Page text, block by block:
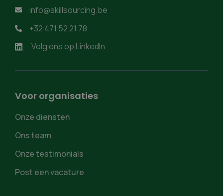
 info@skillsourcing.be

+32 471 52 21 78
Volg ons op LinkedIn
Voor organisaties
Onze diensten
Ons team
Onze testimonials
Post een vacature